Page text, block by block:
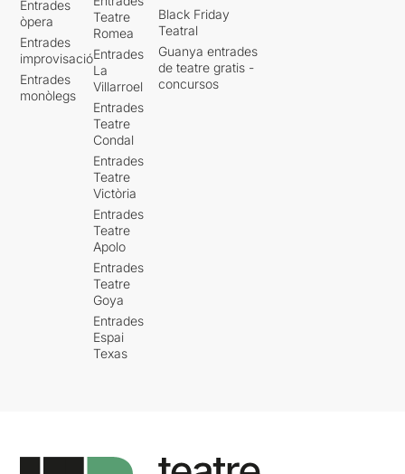
Entrades
òpera
Entrades
improvisació
Entrades
monòlegs
Teatre
Romea
Entrades
La
Villarroel
Entrades
Teatre
Condal
Entrades
Teatre
Victòria
Entrades
Teatre
Apolo
Entrades
Teatre
Goya
Entrades
Espai
Texas
Black Friday
Teatral
Guanya entrades
de teatre gratis -
concursos